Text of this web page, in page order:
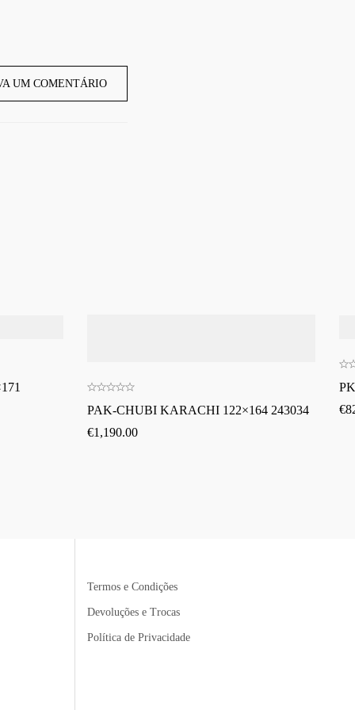
UM COMENTÁRIO
PAK-CHUBI KARACHI 122×164 243034
€1,190.00
€
Termos e Condições
Devoluções e Trocas
Política de Privacidade